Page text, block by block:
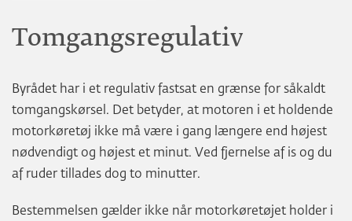
Tomgangsregulativ
Byrådet har i et regulativ fastsat en grænse for såkaldt
tomgangskørsel. Det betyder, at motoren i et holdende
motorkøretøj ikke må være i gang længere end højest
nødvendigt og højest et minut. Ved fjernelse af is og du
af ruder tillades dog to minutter.
Bestemmelsen gælder ikke når motorkøretøjet holder i